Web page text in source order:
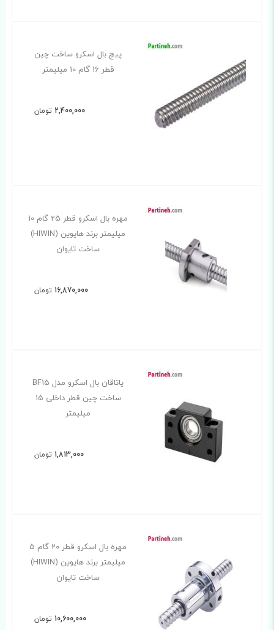
پیچ بال اسکرو ساخت چین
قطر 16 گام 10 میلیمتر
2,400,000 تومان
مهره بال اسکرو قطر 25 گام 10
میلیمتر برند هایوین (HIWIN)
ساخت تایوان
16,870,000 تومان
یاتاقان بال اسکرو مدل BF15
ساخت چین قطر داخلی 15
میلیمتر
1,813,000 تومان
مهره بال اسکرو قطر 20 گام 5
میلیمتر برند هایوین (HIWIN)
ساخت تایوان
10,600,000 تومان